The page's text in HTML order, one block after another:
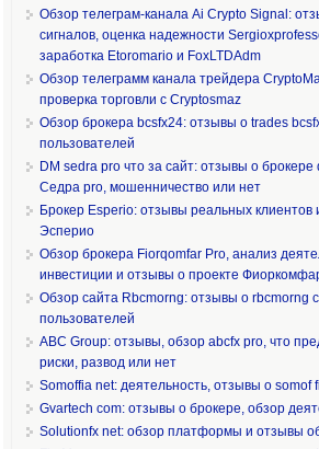
Обзор телеграм-канала Ai Crypto Signal:
сигналов, оценка надежности
заработка Etoromario и FoxLTDAdm
Обзор телеграмм канала трейдера
проверка торговли с Cryptosmaz
Обзор брокера bcsfx24: отзывы о trades
пользователей
DM sedra pro что за сайт: отзывы о
Седра pro, мошенничество или нет
Брокер Esperio: отзывы реальных клиентов
Эсперио
Обзор брокера Fiorqomfar Pro, анализ
инвестиции и отзывы о проекте
Обзор сайта Rbcmorng: отзывы о rbcmorng
пользователей
ABC Group: отзывы, обзор abcfx pro, что
риски, развод или нет
Somoffia net: деятельность, отзывы о somof
Gvartech com: отзывы о брокере, обзор
Solutionfx net: обзор платформы и отзывы